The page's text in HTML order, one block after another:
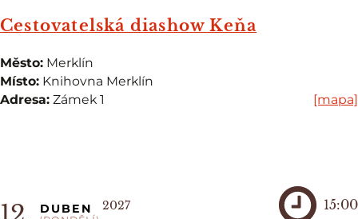
Cestovatelská diashow Keňa
Město: Merklín
Místo: Knihovna Merklín
Adresa: Zámek 1 [mapa]
DUBEN 2027 15:00